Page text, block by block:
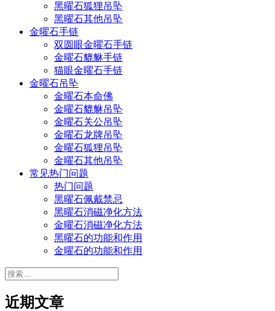
黑曜石狐狸吊坠
黑曜石其他吊坠
金曜石手链
双圆眼金曜石手链
金曜石貔貅手链
猫眼金曜石手链
金曜石吊坠
金曜石本命佛
金曜石貔貅吊坠
金曜石关公吊坠
金曜石龙牌吊坠
金曜石狐狸吊坠
金曜石其他吊坠
常见热门问题
热门问题
黑曜石佩戴禁忌
黑曜石消磁净化方法
金曜石消磁净化方法
黑曜石的功能和作用
金曜石的功能和作用
搜
近期文章